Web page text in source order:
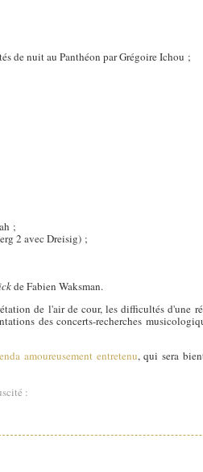
de nuit au Panthéon par Grégoire Ichou ;
;
2 avec Dreisig) ;
de Fabien Waksman.
de l'air de cour, les difficultés d'une
des concerts-recherches
amoureusement entretenu, qui sera
: